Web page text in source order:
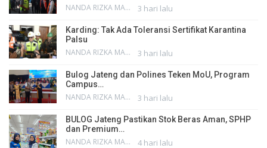
NANDA RIZKA MAHENDRA 3 hari lalu
Karding: Tak Ada Toleransi Sertifikat Karantina
Palsu
NANDA RIZKA MAHENDRA 3 hari lalu
Bulog Jateng dan Polines Teken MoU, Program
Campus…
NANDA RIZKA MAHENDRA 3 hari lalu
BULOG Jateng Pastikan Stok Beras Aman, SPHP
dan Premium…
NANDA RIZKA MAHENDRA 4 hari lalu